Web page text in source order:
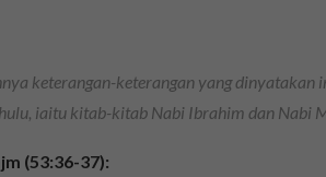
keterangan-keterangan yang
iaitu kitab-kitab Nabi Ibrahim dan Nabi
(53:36-37):